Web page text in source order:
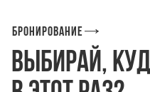
Бронирование
Выбирай,